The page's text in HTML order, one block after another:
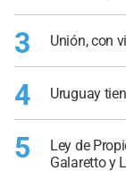
3 Unión, con
4 Uruguay
5
Ley de
Galaretto y